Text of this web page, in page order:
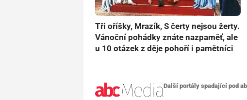
Tři oříšky, Mrazík, S čerty nejsou žerty.
Vánoční pohádky znáte nazpaměť, ale
u 10 otázek z děje pohoří i pamětníci
Další portály spadající pod